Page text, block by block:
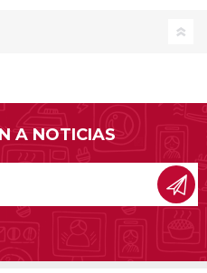
A NOTICIAS